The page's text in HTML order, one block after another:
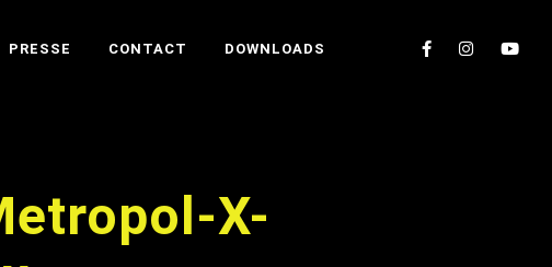
PRESSE CONTACT DOWNLOADS
X-